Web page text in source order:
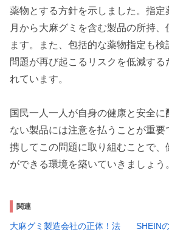
薬物とする方針を示しました。指
月から大麻グミを含む製品の所持
ます。また、包括的な薬物指定も
問題が再び起こるリスクを低減する
れています。
国民一人一人が自身の健康と安全
ない製品には注意を払うことが重
携してこの問題に取り組むことで、
ができる環境を築いていきましょう
関連
大麻グミ製造会社の正体！法
SHEIN